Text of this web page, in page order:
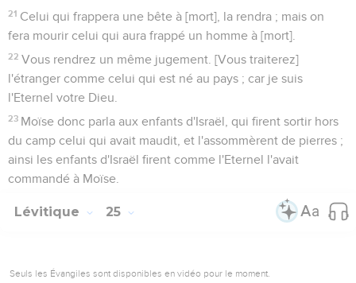
21 Celui qui frappera une bête à [mort], la rendra ; mais on
fera mourir celui qui aura frappé un homme à [mort].
22 Vous rendrez un même jugement. [Vous traiterez]
l'étranger comme celui qui est né au pays ; car je suis
l'Eternel votre Dieu.
23 Moïse donc parla aux enfants d'Israël, qui firent sortir hors
du camp celui qui avait maudit, et l'assommèrent de pierres ;
ainsi les enfants d'Israël firent comme l'Eternel l'avait
commandé à Moïse.
Lévitique 25
Seuls les Évangiles sont disponibles en vidéo pour le moment.